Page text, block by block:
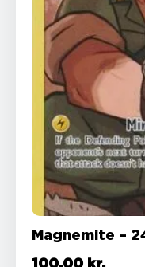
Magnemite –
100,00 kr.